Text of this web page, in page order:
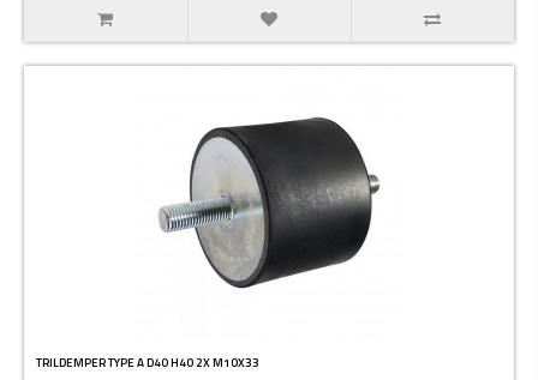
TRILDEMPER TYPE A D40 H40 2X M10X33